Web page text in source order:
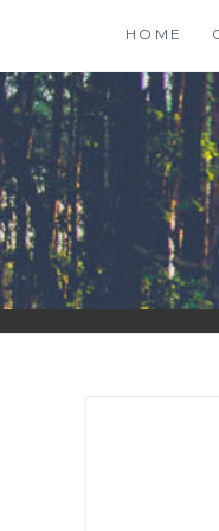
content
HOME
FOTOGRAFICZNE